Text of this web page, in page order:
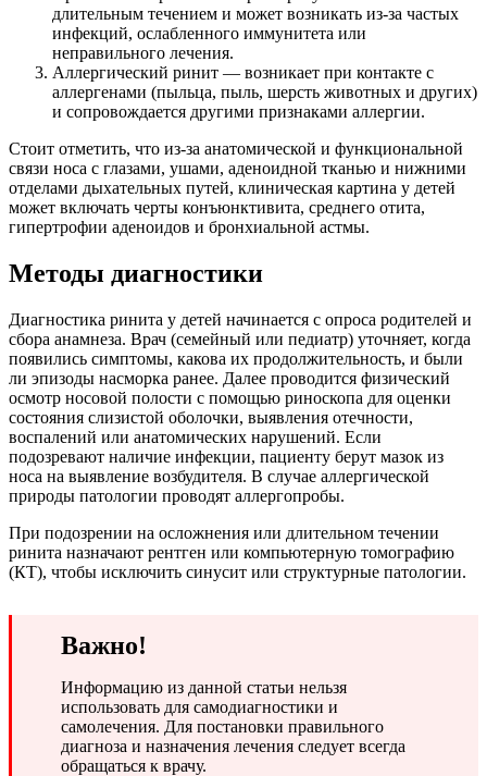
длительным течением и может возникать из-за частых
инфекций, ослабленного иммунитета или
неправильного лечения.
Аллергический ринит — возникает при контакте с
аллергенами (пыльца, пыль, шерсть животных и других)
и сопровождается другими признаками аллергии.
Стоит отметить, что из-за анатомической и функциональной
связи носа с глазами, ушами, аденоидной тканью и нижними
отделами дыхательных путей, клиническая картина у детей
может включать черты конъюнктивита, среднего отита,
гипертрофии аденоидов и бронхиальной астмы.
Методы диагностики
Диагностика ринита у детей начинается с опроса родителей и
сбора анамнеза. Врач (семейный или педиатр) уточняет, когда
появились симптомы, какова их продолжительность, и были
ли эпизоды насморка ранее. Далее проводится физический
осмотр носовой полости с помощью риноскопа для оценки
состояния слизистой оболочки, выявления отечности,
воспалений или анатомических нарушений. Если
подозревают наличие инфекции, пациенту берут мазок из
носа на выявление возбудителя. В случае аллергической
природы патологии проводят аллергопробы.
При подозрении на осложнения или длительном течении
ринита назначают рентген или компьютерную томографию
(КТ), чтобы исключить синусит или структурные патологии.
Важно!
Информацию из данной статьи нельзя
использовать для самодиагностики и
самолечения. Для постановки правильного
диагноза и назначения лечения следует всегда
обращаться к врачу.